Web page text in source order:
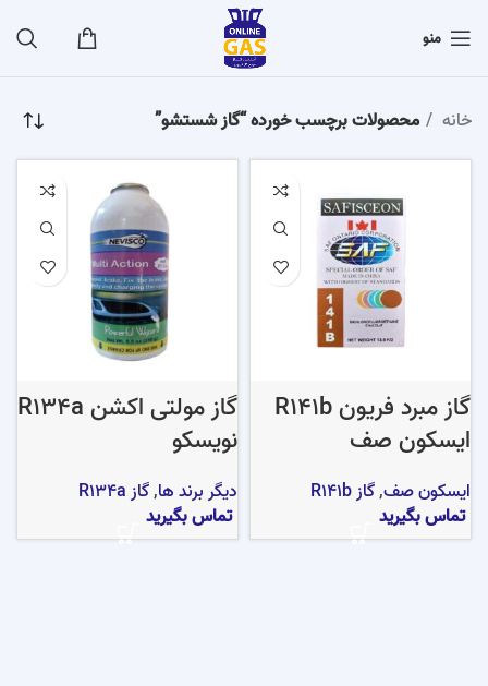
منو
خانه محصولات برچسب خورده “گاز شستشو”
گاز مبرد فریون R141b
ایسکون صف
ایسکون صف,گاز R141b
تماس بگیرید
گاز مولتی اکشن R134a
نویسکو
دیگر برند ها,گاز R134a
تماس بگیرید